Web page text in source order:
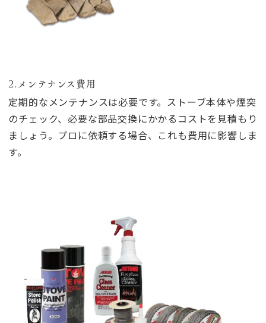
2.メンテナンス費用
定期的なメンテナンスは必要です。ストーブ本体や煙突
のチェック、必要な部品交換にかかるコストを見積もり
ましょう。プロに依頼する場合、これも費用に影響しま
す。